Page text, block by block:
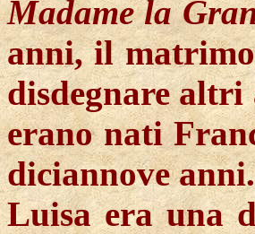
Madamela
anni, il
disdegnare altri
erano nati
diciannove anni.
Luisa era una